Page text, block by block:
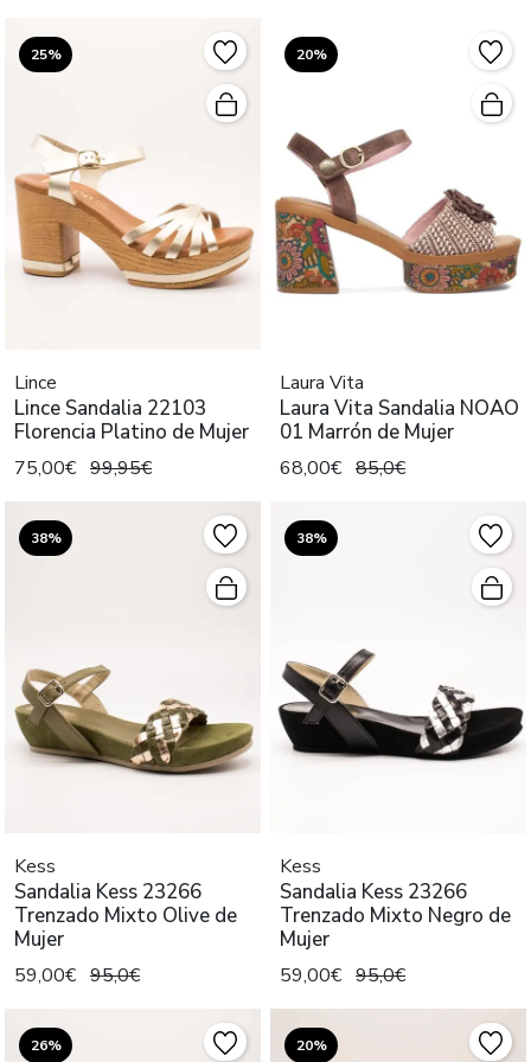
25%
Lince
Lince Sandalia 22103
Florencia Platino de Mujer
75,00€ 99,95€
20%
Laura Vita
Laura Vita Sandalia NOAO
01 Marrón de Mujer
68,00€ 85,0€
38%
Kess
Sandalia Kess 23266
Trenzado Mixto Olive de
Mujer
59,00€ 95,0€
38%
Kess
Sandalia Kess 23266
Trenzado Mixto Negro de
Mujer
59,00€ 95,0€
26% 20%